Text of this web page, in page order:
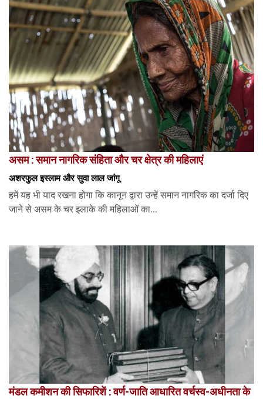
असम : समान नागरिक संहिता और चर क्षेत्र की महिलाएं
अशरफुल इस्लाम और सुवा लाल जांगू
हमें यह भी याद रखना होगा कि कानून द्वारा उन्हें समान नागरिक का दर्जा दिए
जाने से असम के चर इलाके की महिलाओं का...
मंडल कमीशन की सिफारिशें : वर्ण-जाति आधारित वर्चस्व-अधीनता के